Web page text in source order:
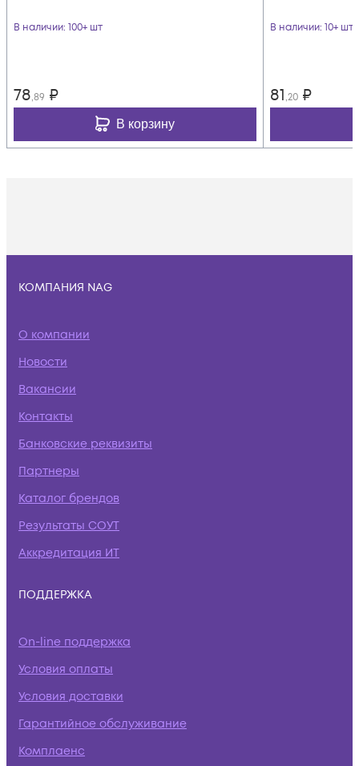
В наличии: 100+ шт
78,89 ₽
В корзину
В наличии: 10+ шт
81,20 ₽
КОМПАНИЯ NAG
О компании
Новости
Вакансии
Контакты
Банковские реквизиты
Партнеры
Каталог брендов
Результаты СОУТ
Аккредитация ИТ
ПОДДЕРЖКА
On-line поддержка
Условия оплаты
Условия доставки
Гарантийное обслуживание
Комплаенс